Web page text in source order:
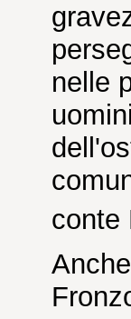
nelle
conte